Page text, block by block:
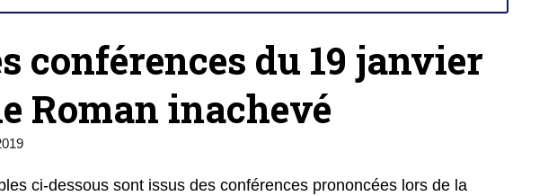
conférences du 19 janvier
Roman inachevé
ci-dessous sont issus des conférences prononcées lors de la